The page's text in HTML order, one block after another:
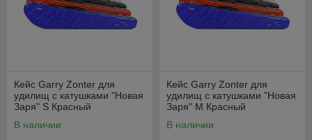
Кейс Garry Zonter для
удилищ с катушками "Новая
Заря" S Красный
В наличии
Кейс Garry Zonter для
удилищ с катушками "Новая
Заря" M Красный
В наличии